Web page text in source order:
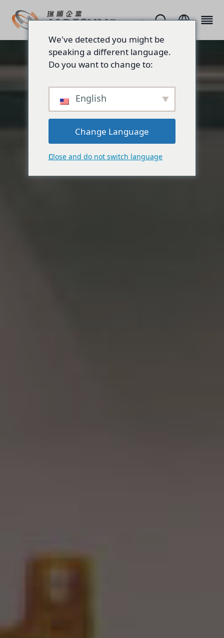
We've detected you might be
speaking a different language.
Do you want to change to:
English
Change Language
Close and do not switch language